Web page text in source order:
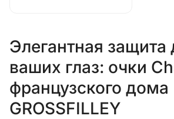
Элегантная защита
ваших глаз: очки
французского дома
GROSSFILLEY